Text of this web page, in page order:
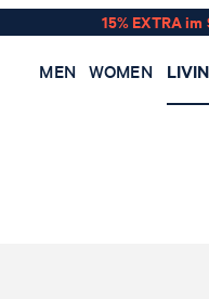
15% EXTRA
MEN WOMEN